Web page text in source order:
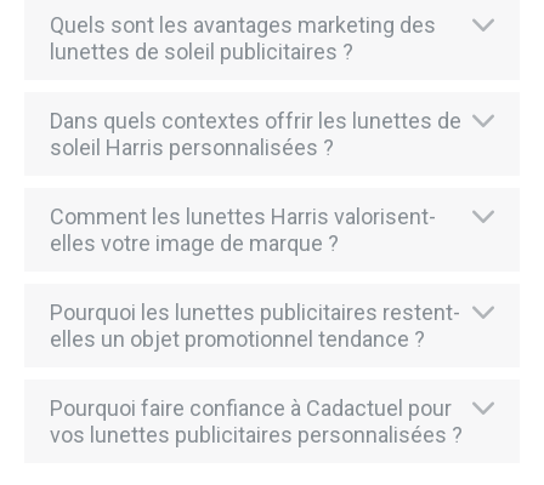
Quels sont les avantages marketing des
lunettes de soleil publicitaires ?
Dans quels contextes offrir les lunettes de
soleil Harris personnalisées ?
Comment les lunettes Harris valorisent-
elles votre image de marque ?
Pourquoi les lunettes publicitaires restent-
elles un objet promotionnel tendance ?
Pourquoi faire confiance à Cadactuel pour
vos lunettes publicitaires personnalisées ?